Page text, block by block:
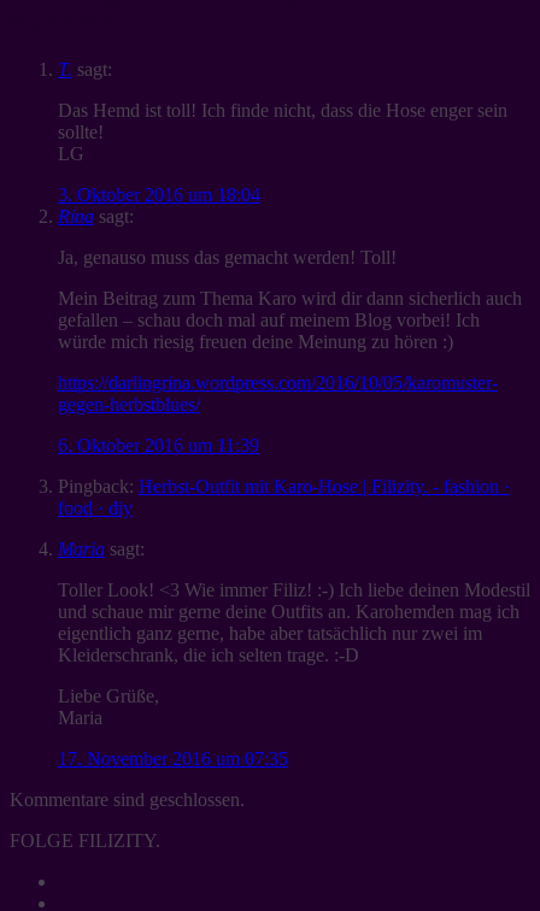
T. sagt:
Das Hemd ist toll! Ich finde nicht, dass die Hose enger sein
sollte!
LG
3. Oktober 2016 um 18:04
Rina sagt:
Ja, genauso muss das gemacht werden! Toll!
Mein Beitrag zum Thema Karo wird dir dann sicherlich auch
gefallen – schau doch mal auf meinem Blog vorbei! Ich
würde mich riesig freuen deine Meinung zu hören :)
https://darlingrina.wordpress.com/2016/10/05/karomuster-
gegen-herbstblues/
6. Oktober 2016 um 11:39
Pingback: Herbst-Outfit mit Karo-Hose | Filizity. - fashion ·
food · diy
Maria sagt:
Toller Look! <3 Wie immer Filiz! :-) Ich liebe deinen Modestil
und schaue mir gerne deine Outfits an. Karohemden mag ich
eigentlich ganz gerne, habe aber tatsächlich nur zwei im
Kleiderschrank, die ich selten trage. :-D
Liebe Grüße,
Maria
17. November 2016 um 07:35
Kommentare sind geschlossen.
FOLGE FILIZITY.